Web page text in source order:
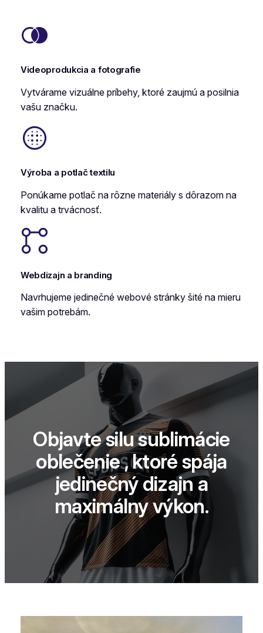
Videoprodukcia a fotografie
Vytvárame vizuálne príbehy, ktoré zaujmú a posilnia
vašu značku.
Výroba a potlač textilu
Ponúkame potlač na rôzne materiály s dôrazom na
kvalitu a trvácnosť.
Webdizajn a branding
Navrhujeme jedinečné webové stránky šité na mieru
vašim potrebám.
Objavte silu sublimácie
oblečenie , ktoré spája
jedinečný dizajn a
maximálny výkon.